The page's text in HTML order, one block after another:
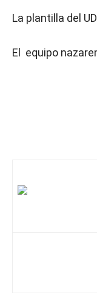
La plantilla del
El equipo